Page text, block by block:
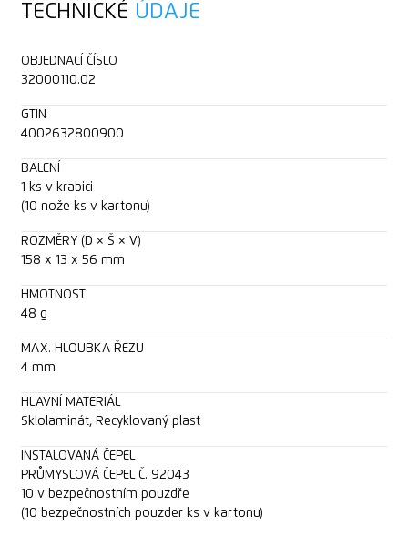
TECHNICKÉ ÚDAJE
OBJEDNACÍ ČÍSLO
32000110.02
GTIN
4002632800900
BALENÍ
1 ks v krabici
(10 nože ks v kartonu)
ROZMĚRY (D × Š × V)
158 x 13 x 56 mm
HMOTNOST
48 g
MAX. HLOUBKA ŘEZU
4 mm
HLAVNÍ MATERIÁL
Sklolaminát, Recyklovaný plast
INSTALOVANÁ ČEPEL
PRŮMYSLOVÁ ČEPEL Č. 92043
10 v bezpečnostním pouzdře
(10 bezpečnostních pouzder ks v kartonu)